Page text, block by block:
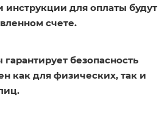
инструкции для оплаты будут
счете.
безопасность
как для физических, так и